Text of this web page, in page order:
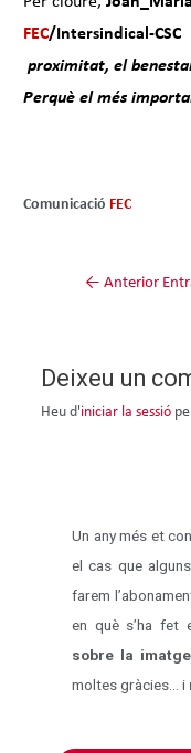
FEC/Intersindical-CSC
proximitat, el
Perquè el més
Comunicació FEC
← Anterior
Deixeu un
Heu d'iniciar la sessió
Un any més et
el cas que
farem
en què s’ha fet
sobre la imatge
moltes gràcies… i